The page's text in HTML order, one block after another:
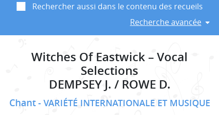
Rechercher aussi dans le contenu des recueils
Recherche avancée
Witches Of Eastwick – Vocal
Selections
DEMPSEY J. / ROWE D.
Chant
VARIÉTÉ INTERNATIONALE ET MUSIQUE